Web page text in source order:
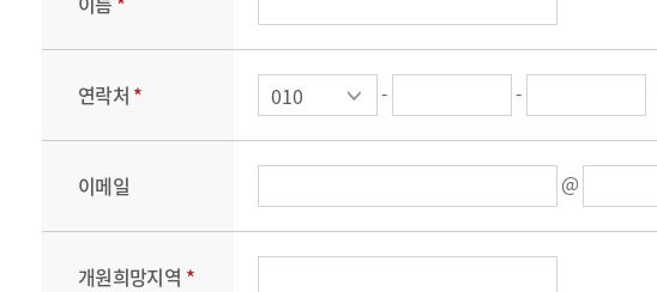
연락처 * - -
이메일 @
개원희망지역 *